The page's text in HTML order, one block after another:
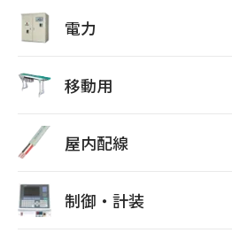
電力
移動用
屋内配線
制御・計装